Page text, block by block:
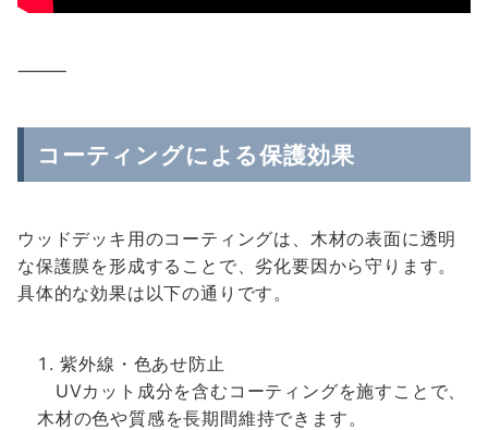
⸻
コーティングによる保護効果
ウッドデッキ用のコーティングは、木材の表面に透明
な保護膜を形成することで、劣化要因から守ります。
具体的な効果は以下の通りです。
紫外線・色あせ防止
UVカット成分を含むコーティングを施すことで、
木材の色や質感を長期間維持できます。